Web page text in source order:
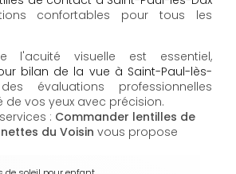
confortables pour tous les
l'acuité visuelle est essentiel,
bilan de la vue à Saint-Paul-lès-
évaluations professionnelles
de vos yeux avec précision.
: Commander lentilles de
du Voisin vous propose